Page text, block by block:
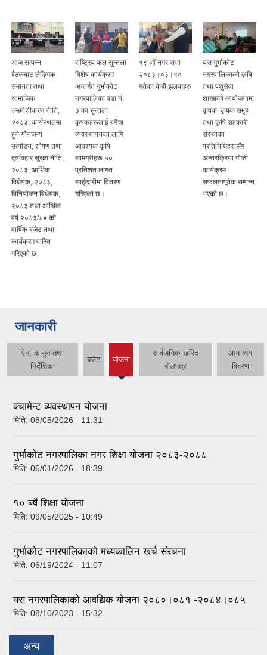
आज सम्पन्न
बैठकबाट लैङ्गिक
समानता तथा
सामाजिक
समावेशीकरण नीति,
२०८३, कार्यस्थलमा
हुने यौनजन्य
उत्पीडन, शोषण तथा
दुर्व्यवहार सुरक्षा नीति,
२०८३, आर्थिक
विधेयक, २०८३,
विनियोजन विधेयक,
२०८३ तथा आर्थिक
वर्ष २०८३/८४ को
वार्षिक बजेट तथा
कार्यक्रम पारित
गरिएको छ
राष्ट्रिय फल सुन्तला
विशेष कार्यक्रम
अन्तर्गत गुर्भाकोट
नगरपालिका वडा नं.
३ का सुन्तला
कृषकहरूलाई बगैचा
व्यवस्थापनका लागि
आवश्यक कृषि
सामग्रीहरू ५०
प्रतिशत लागत
साझेदारीमा वितरण
गरिएको छ।
१९ ‍औँ नगर सभा
२०८३।०३।१०
गतेका केही झलकहरु
यस गुर्भाकोट
नगरपालिकाको कृषि
तथा पशुसेवा
शाखाको आयोजनामा
कृषक, कृषक समूह
तथा कृषि सहकारी
संस्थाका
प्रतिनिधिहरूसँग
अन्तरक्रिया गोष्ठी
कार्यक्रम
सफलतापूर्वक सम्पन्न
भएको छ।
जानकारी
ऐन, कानुन तथा
निर्देशिका
बजेट योजना
tab)
सार्वजनिक खरिद
बोलपत्र
आय व्यय
विवरण
क्चामेन्ट व्यवस्थापन योजना
मिति: 08/05/2026 - 11:31
गुर्भाकोट नगरपालिका नगर शिक्षा योजना २०८३-२०८८
मिति: 06/01/2026 - 18:39
१० बर्षे शिक्षा योजना
मिति: 09/05/2025 - 10:49
गुर्भाकोट नगरपालिकाको मध्यकालिन खर्च संरचना
मिति: 06/19/2024 - 11:07
यस नगरपालिकाको आवद्यिक योजना २०८०।०८१ -२०८४।०८५
मिति: 08/10/2023 - 15:32
अन्य